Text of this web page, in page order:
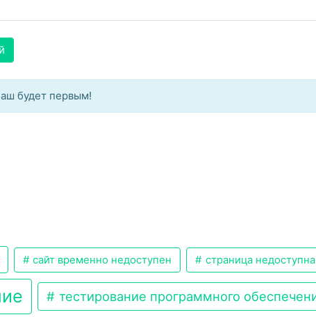
будет первым!
сайт временно недоступен страница
тестирование программного